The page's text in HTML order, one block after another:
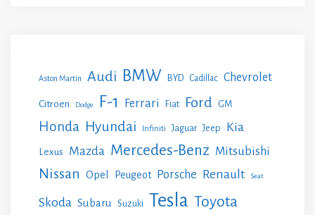
Aston Martin Audi BMW BYD Cadillac Chevrolet
Citroen Dodge F-1 Ferrari Fiat Ford GM
Honda Hyundai Infiniti Jaguar Jeep Kia
Lexus Mazda Mercedes-Benz Mitsubishi
Nissan Opel Peugeot Porsche Renault Seat
Skoda Subaru Suzuki Tesla Toyota